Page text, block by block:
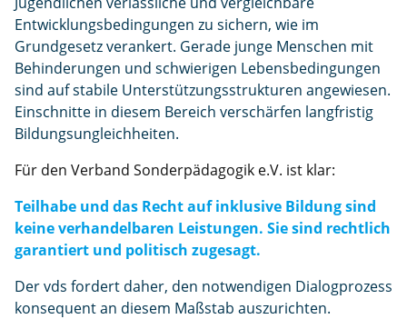
Entwicklungsbedingungen zu sichern, wie im
Grundgesetz verankert. Gerade junge Menschen mit
Behinderungen und schwierigen Lebensbedingungen
sind auf stabile Unterstützungsstrukturen angewiesen.
Einschnitte in diesem Bereich verschärfen langfristig
Bildungsungleichheiten.
Für den Verband Sonderpädagogik e.V. ist klar:
Teilhabe und das Recht auf inklusive Bildung sind
keine verhandelbaren Leistungen. Sie sind rechtlich
garantiert und politisch zugesagt.
Der vds fordert daher, den notwendigen Dialogprozess
konsequent an diesem Maßstab auszurichten.